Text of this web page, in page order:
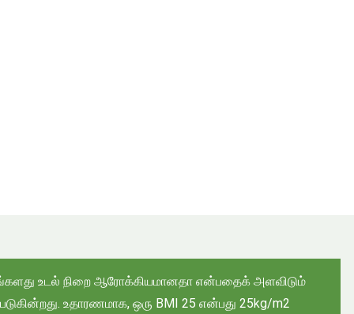
உங்களது உடல் நிறை ஆரோக்கியமானதா என்பதைக் அளவிடும்
உதாரணமாக, ஒரு BMI 25 என்பது 25kg/m2